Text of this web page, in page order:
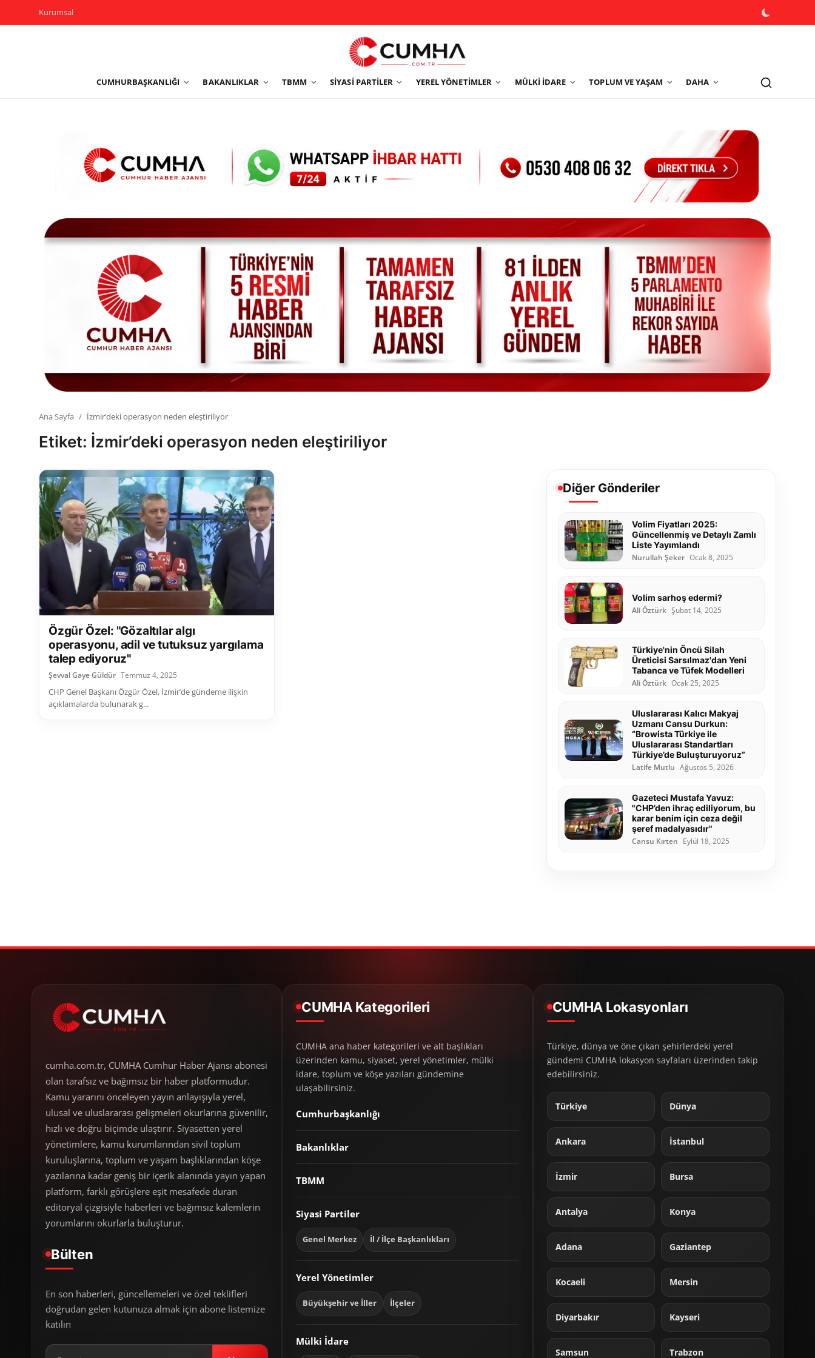
Kurumsal
CUMHURBAŞKANLIĞI BAKANLIKLAR TBMM SIYASI PARTILER YEREL YÖNETIMLER MÜLKI İDARE TOPLUM VE YAŞAM DAHA
Yerel Yönetimler
Sivil Toplum Kuruluşları
Kamu Kurumları ve Üst Kurullar
Resmi Reklamlar
Ana Sayfa İzmir’deki operasyon neden eleştiriliyor
Etiket: İzmir’deki operasyon neden eleştiriliyor
Özgür Özel: "Gözaltılar algı
operasyonu, adil ve tutuksuz yargılama
talep ediyoruz"
Şevval Gaye Güldür Temmuz 4, 2025
CHP Genel Başkanı Özgür Özel, İzmir’de gündeme ilişkin
açıklamalarda bulunarak g...
Diğer Gönderiler
Volim Fiyatları 2025:
Güncellenmiş ve Detaylı Zamlı
Liste Yayımlandı
Nurullah Şeker Ocak 8, 2025
Volim sarhoş edermi?
Ali Öztürk Şubat 14, 2025
Türkiye'nin Öncü Silah
Üreticisi Sarsılmaz'dan Yeni
Tabanca ve Tüfek Modelleri
Ali Öztürk Ocak 25, 2025
Uluslararası Kalıcı Makyaj
Uzmanı Cansu Durkun:
“Browista Türkiye ile
Uluslararası Standartları
Türkiye’de Buluşturuyoruz”
Latife Mutlu Ağustos 5, 2026
Gazeteci Mustafa Yavuz:
"CHP’den ihraç ediliyorum, bu
karar benim için ceza değil
şeref madalyasıdır"
Cansu Kırten Eylül 18, 2025
cumha.com.tr, CUMHA Cumhur Haber Ajansı abonesi
olan tarafsız ve bağımsız bir haber platformudur.
Kamu yararını önceleyen yayın anlayışıyla yerel,
ulusal ve uluslararası gelişmeleri okurlarına güvenilir,
hızlı ve doğru biçimde ulaştırır. Siyasetten yerel
yönetimlere, kamu kurumlarından sivil toplum
kuruluşlarına, toplum ve yaşam başlıklarından köşe
yazılarına kadar geniş bir içerik alanında yayın yapan
platform, farklı görüşlere eşit mesafede duran
editoryal çizgisiyle haberleri ve bağımsız kalemlerin
yorumlarını okurlarla buluşturur.
Bülten
En son haberleri, güncellemeleri ve özel teklifleri
doğrudan gelen kutunuza almak için abone listemize
katılın
CUMHA Kategorileri
CUMHA ana haber kategorileri ve alt başlıkları
üzerinden kamu, siyaset, yerel yönetimler, mülki
idare, toplum ve köşe yazıları gündemine
ulaşabilirsiniz.
Cumhurbaşkanlığı
Bakanlıklar
TBMM
Siyasi Partiler
Genel Merkez İl / İlçe Başkanlıkları
Yerel Yönetimler
Büyükşehir ve İller İlçeler
Mülki İdare
CUMHA Lokasyonları
Türkiye, dünya ve öne çıkan şehirlerdeki yerel
gündemi CUMHA lokasyon sayfaları üzerinden takip
edebilirsiniz.
Türkiye Dünya
Ankara İstanbul
İzmir Bursa
Antalya Konya
Adana Gaziantep
Kocaeli Mersin
Diyarbakır Kayseri
Samsun Trabzon